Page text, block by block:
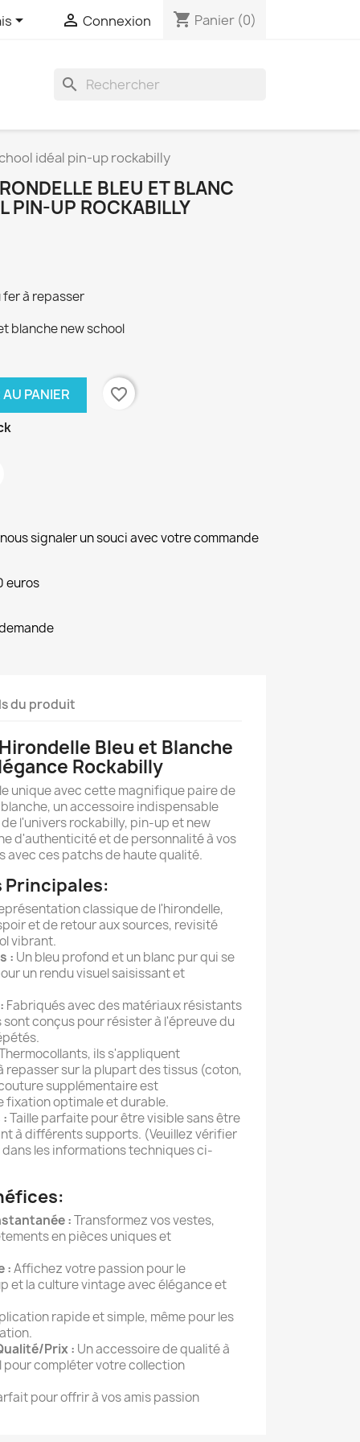
  Connexion shopping_cart Panier (0)
search
idéal pin-up rockabilly
BLEU ET BLANC
PIN-UP ROCKABILLY
à repasser
blanche new school
PANIER
favorite_border
signaler un souci avec votre commande
euros
du produit
Bleu et Blanche
Rockabilly
unique avec cette magnifique paire de
un accessoire indispensable
l'univers rockabilly, pin-up et new
d'authenticité et de personnalité à vos
avec ces patchs de haute qualité.
classique de l'hirondelle,
et de retour aux sources, revisité
vibrant.
: Un bleu profond et un blanc pur qui se
un rendu visuel saisissant et
Fabriqués avec des matériaux résistants
conçus pour résister à l'épreuve du
ils s'appliquent
repasser sur la plupart des tissus (coton,
supplémentaire est
fixation optimale et durable.
:Taille parfaite pour être visible sans être
à différents supports. (Veuillez vérifier
les informations techniques ci-
:Transformez vos vestes,
en pièces uniques et
:Affichez votre passion pour le
et la culture vintage avec élégance et
rapide et simple, même pour les
Prix : Un accessoire de qualité à
pour compléter votre collection
pour offrir à vos amis passion